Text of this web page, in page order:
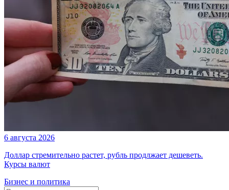
6 августа 2026
Доллар стремительно растет, рубль продлжает дешеветь.
Курсы валют
Бизнес и политика